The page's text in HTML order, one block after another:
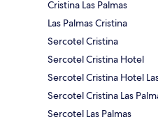
Cristina Las Palmas
Las Palmas Cristina
Sercotel Cristina
Sercotel Cristina Hotel
Sercotel Cristina Hotel
Sercotel Cristina Las
Sercotel Las Palmas